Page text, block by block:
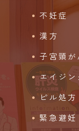
不妊症
漢方
子宮頸が
エイジン
ピル処方
緊急避